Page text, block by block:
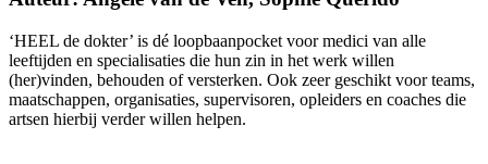
‘HEEL de dokter’ is dé loopbaanpocket voor medici van alle
leeftijden en specialisaties die hun zin in het werk willen
(her)vinden, behouden of versterken. Ook zeer geschikt voor teams,
maatschappen, organisaties, supervisoren, opleiders en coaches die
artsen hierbij verder willen helpen.